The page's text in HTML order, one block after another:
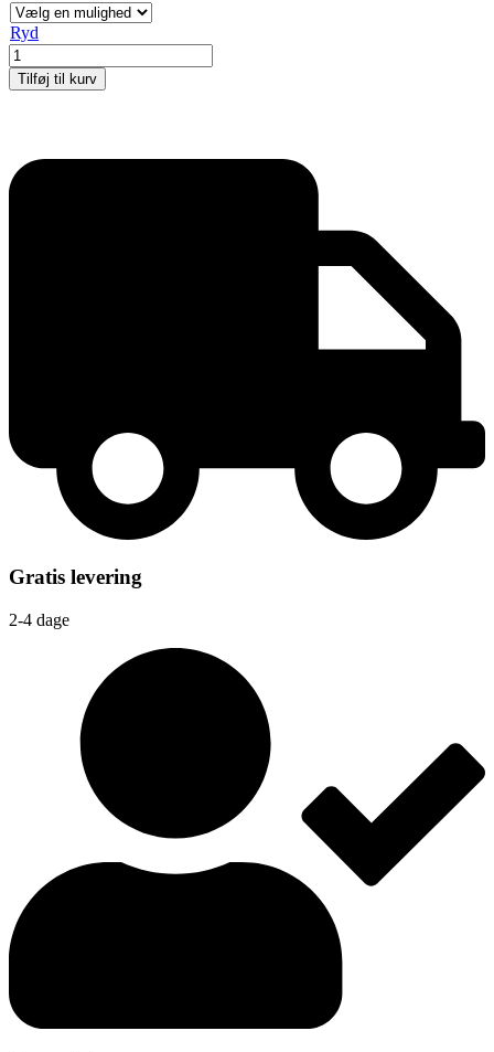
Ryd
SNAP-
LIGHT
enkeltsidet
Tilføj til kurv
Gratis levering
2-4 dage